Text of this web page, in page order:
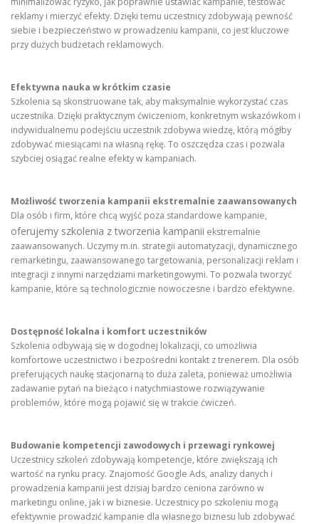
reklamy i mierzyć efekty. Dzięki temu uczestnicy zdobywają pewność
siebie i bezpieczeństwo w prowadzeniu kampanii, co jest kluczowe
przy dużych budżetach reklamowych.
Efektywna nauka w krótkim czasie
Szkolenia są skonstruowane tak, aby maksymalnie wykorzystać czas
uczestnika. Dzięki praktycznym ćwiczeniom, konkretnym wskazówkom i
indywidualnemu podejściu uczestnik zdobywa wiedzę, którą mógłby
zdobywać miesiącami na własną rękę. To oszczędza czas i pozwala
szybciej osiągać realne efekty w kampaniach.
Możliwość tworzenia kampanii ekstremalnie zaawansowanych
Dla osób i firm, które chcą wyjść poza standardowe kampanie,
oferujemy szkolenia z tworzenia kampanii ekstremalnie
zaawansowanych. Uczymy m.in. strategii automatyzacji, dynamicznego
remarketingu, zaawansowanego targetowania, personalizacji reklam i
integracji z innymi narzędziami marketingowymi. To pozwala tworzyć
kampanie, które są technologicznie nowoczesne i bardzo efektywne.
Dostępność lokalna i komfort uczestników
Szkolenia odbywają się w dogodnej lokalizacji, co umożliwia
komfortowe uczestnictwo i bezpośredni kontakt z trenerem. Dla osób
preferujących naukę stacjonarną to duża zaleta, ponieważ umożliwia
zadawanie pytań na bieżąco i natychmiastowe rozwiązywanie
problemów, które mogą pojawić się w trakcie ćwiczeń.
Budowanie kompetencji zawodowych i przewagi rynkowej
Uczestnicy szkoleń zdobywają kompetencje, które zwiększają ich
wartość na rynku pracy. Znajomość Google Ads, analizy danych i
prowadzenia kampanii jest dzisiaj bardzo ceniona zarówno w
marketingu online, jak i w biznesie. Uczestnicy po szkoleniu mogą
efektywnie prowadzić kampanie dla własnego biznesu lub zdobywać